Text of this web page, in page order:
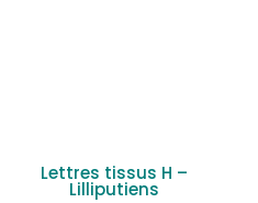
Lettres tissus H –
Lilliputiens